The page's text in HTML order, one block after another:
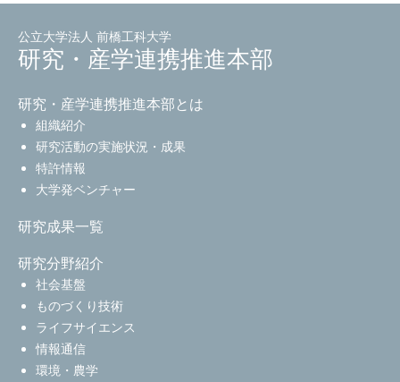
公立大学法人 前橋工科大学
研究・産学連携推進本部
研究・産学連携推進本部とは
組織紹介
研究活動の実施状況・成果
特許情報
大学発ベンチャー
研究成果一覧
研究分野紹介
社会基盤
ものづくり技術
ライフサイエンス
情報通信
環境・農学